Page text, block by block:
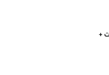
+